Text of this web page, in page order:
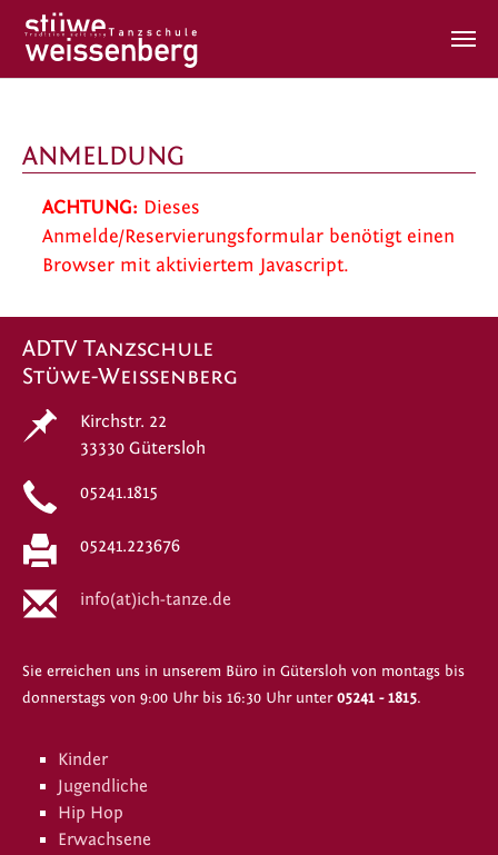
ANMELDUNG
ACHTUNG: Dieses
Anmelde/Reservierungsformular benötigt einen
Browser mit aktiviertem Javascript.
ADTV Tanzschule
Stüwe-Weissenberg
Kirchstr. 22
33330 Gütersloh
05241.1815
05241.223676
info(at)ich-tanze.de
Sie erreichen uns in unserem Büro in Gütersloh von montags bis
donnerstags von 9:00 Uhr bis 16:30 Uhr unter05241 - 1815.
Kinder
Jugendliche
Hip Hop
Erwachsene